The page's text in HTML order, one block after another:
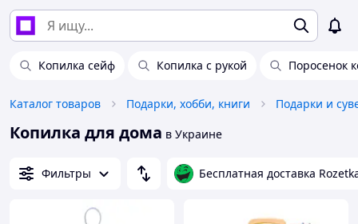
Копилка сейф Копилка с рукой Поросенок
Каталог товаров Подарки, хобби, книги Подарки и
Копилка для дома в Украине
Фильтры Бесплатная доставка